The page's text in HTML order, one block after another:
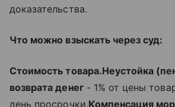
доказательства.
Что можно взыскать через суд:
Стоимость товара.Неустойка
возврата денег- 1% от цены
день просрочки.Компенсация